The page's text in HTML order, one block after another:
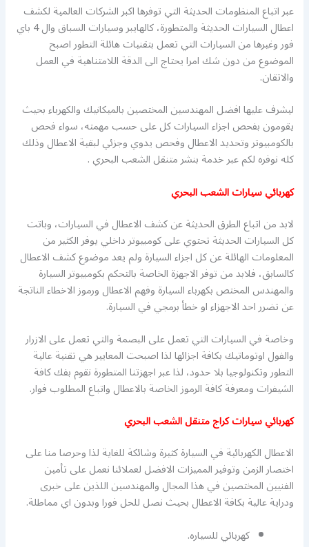
عبر اتباع المنظومات الحديثة التي توفرها اكبر الشركات العالمية لكشف
اعطال السيارات الحديثة والمتطورة، كالهايبر وسيارات السباق وال 4 باي
فور وغيرها من السيارات التي تعمل بتقنيات هائلة التطور اصبح
الموضوع من دون شك امرا يحتاج الى الدقة اللامتناهية في العمل
والاتقان.
ليشرف عليها افضل المهندسين المختصين بالميكانيك والكهرباء بحيث
يقومون بفحص اجزاء السيارات كل على حسب مهمته، سواء فحص
بالكومبيوتر وتحديد الاعطال وفحص يدوي وجزئي لبقية الاعطال وذلك
كله نوفره لكم عبر خدمة بنشر متنقل الشعب البحري .
كهربائي سيارات الشعب البحري
لابد من اتباع الطرق الحديثة عن كشف الاعطال في السيارات، وباتت
كل السيارات الحديثة تحتوي على كومبيوتر داخلي يوفر الكثير من
المعلومات الهائلة عن كل اجزاء السيارة ولم يعد موضوع كشف الاعطال
كالسابق، فلابد من توفر الاجهزة الخاصة بالتحكم بكومبيوتر السيارة
والمهندس المختص بكهرباء السيارة وفهم الاعطال ورموز الاخطاء الناتجة
عن تضرر احد الاجهزاء او خطأ برمجي في السيارة.
وخاصة في السيارات التي تعمل على البصمة والتي تعمل على الازرار
والفول اوتوماتيك بكافة اجزائها لذا اصبحت المعايير هي تقنية عالية
التطور وتكنولوجيا بلا حدود، لذا عبر اجهزتنا المتطورة نقوم بفك كافة
الشيفرات ومعرفة كافة الرموز الخاصة بالاعطال واتباع المطلوب فوار.
كهربائي سيارات كراج متنقل الشعب البحري
الاعطال الكهربائية في السيارة كثيرة وشائكة للغاية لذا وحرصا منا على
اختصار الزمن وتوفير المميزات الافضل لعملائنا نعمل على تأمين
الفنيين المختصين في هذا المجال والمهندسين اللذين على خبرى
ودراية عالية بكافة الاعطال بحيث نصل للحل فورا وبدون اي مماطلة.
كهربائي للسياره.